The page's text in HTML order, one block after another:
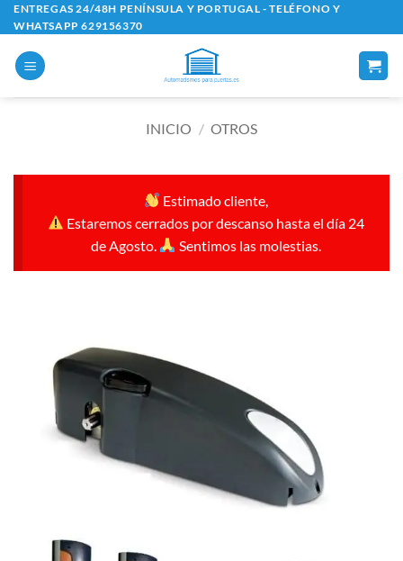
Saltar
al
contenido
ENTREGAS 24/48H PENÍNSULA Y PORTUGAL - TELÉFONO Y
WHATSAPP 629156370
INICIO / OTROS
Estimado cliente,
Estaremos cerrados por descanso hasta el día 24
de Agosto.
Sentimos las molestias.